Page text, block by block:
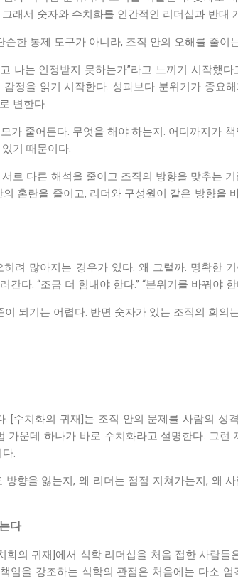
래서 숫자와 수치화를 인간적인 리더십과 반대
한 통제 도구가 아니라, 조직 안의 오해를 줄이
나는 인정받지 못하는가”라고 느끼기 시작했
정을 읽기 시작한다. 성과보다 분위기가 중요
변한다.
가 줄어든다. 무엇을 해야 하는지. 어디까지가
기 때문이다.
로 다른 해석을 줄이고 조직의 방향을 맞추는
혼란을 줄이고, 리더와 구성원이 같은 방향을
려 많아지는 경우가 있다. 왜 그럴까. 명확한
다. “조금 더 힘내야 한다.” “분위기를 바꿔야 한
되기는 어렵다. 반면 숫자가 있는 조직의 회의
[수치화의 귀재]는 조직 안의 문제를 사람의 성
가운데 하나가 바로 수치화라고 설명한다. 그런
.
향을 잃는지, 왜 리더는 점점 지쳐가는지, 왜
다
의 귀재]에서 식학 리더십을 처음 접한 사람들
임을 강조하는 식학의 관점은 처음에는 다소